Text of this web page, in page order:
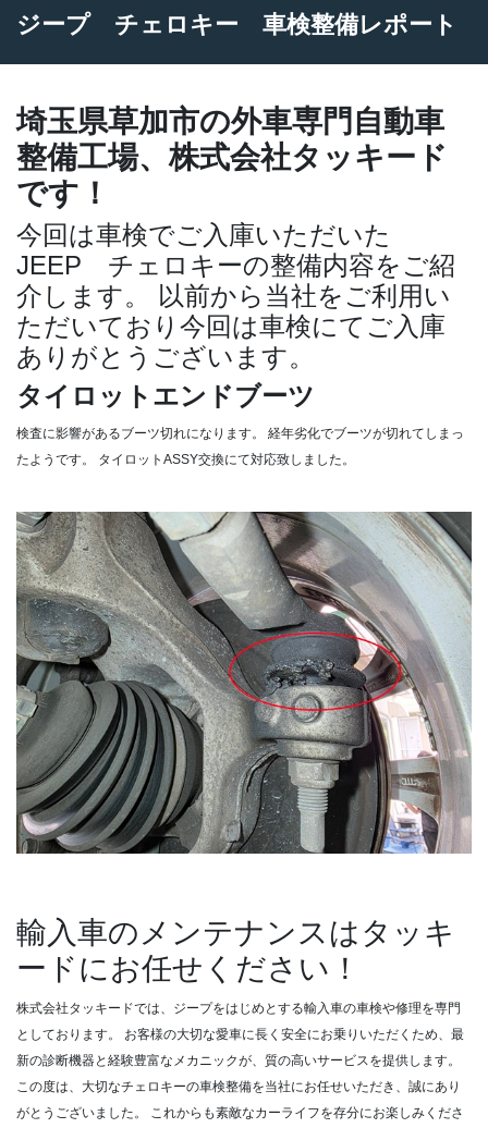
ジープ チェロキー 車検整備レポート
埼玉県草加市の外車専門自動車
整備工場、株式会社タッキード
です！
今回は車検でご入庫いただいた
JEEP チェロキーの整備内容をご紹
介します。
以前から当社をご利用い
ただいており今回は車検にてご入庫
ありがとうございます。
タイロットエンドブーツ
検査に影響があるブーツ切れになります。
経年劣化でブーツが切れてしまっ
たようです。
タイロットASSY交換にて対応致しました。
輸入車のメンテナンスはタッキ
ードにお任せください！
株式会社タッキードでは、ジープをはじめとする輸入車の車検や修理を専門
としております。
お客様の大切な愛車に長く安全にお乗りいただくため、最
新の診断機器と経験豊富なメカニックが、質の高いサービスを提供します。
この度は、大切なチェロキーの車検整備を当社にお任せいただき、誠にあり
がとうございました。
これからも素敵なカーライフを存分にお楽しみくださ